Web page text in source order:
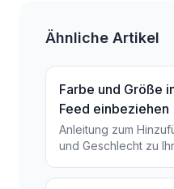
Ähnliche Artikel
Farbe und Größe
Feed einbeziehen
Anleitung zum
und Geschlecht zu
zusätzliche Felder.